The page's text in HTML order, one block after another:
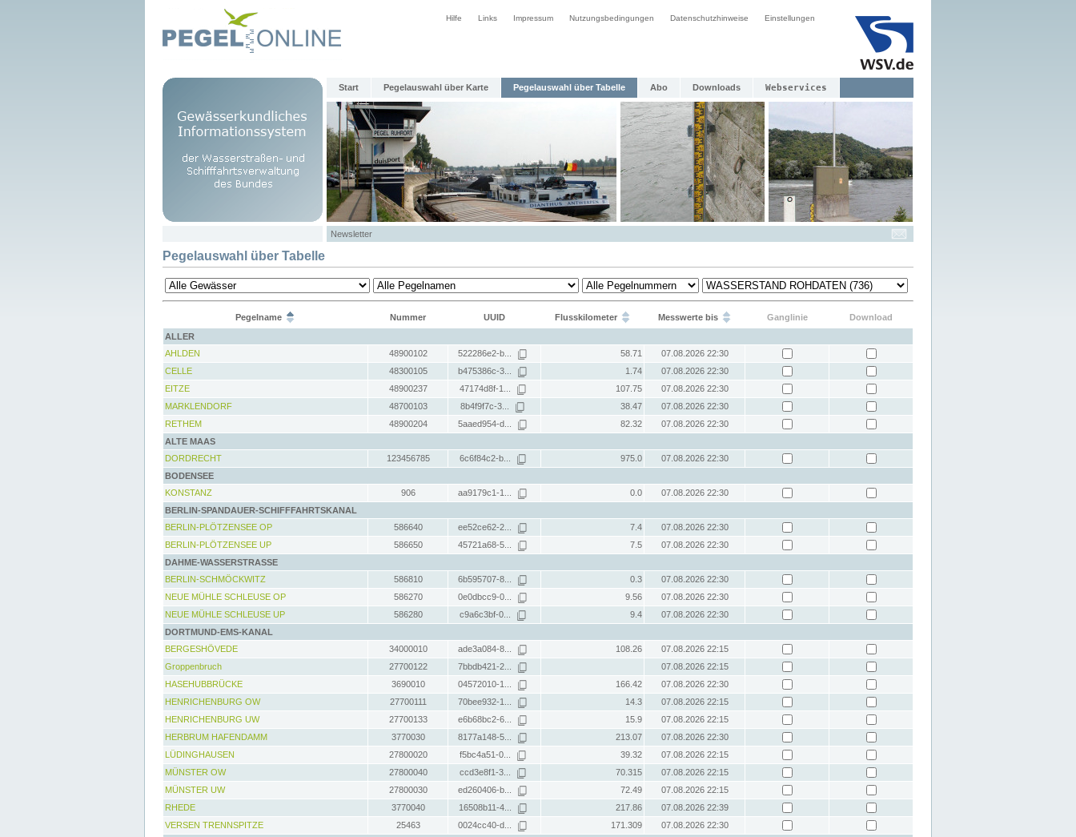
Hilfe Links Impressum Nutzungsbedingungen Datenschutzhinweise Einstellungen
Start Pegelauswahl über Karte Pegelauswahl über Tabelle Abo Downloads Webservices
Newsletter
Pegelauswahl über Tabelle
Pegelname Nummer UUID Flusskilometer Messwerte bis Ganglinie
Download
ALLER
AHLDEN
48900102 522286e2-b... 58.71
07.08.2026 22:30
CELLE
48300105 b475386c-3... 1.74
07.08.2026 22:30
EITZE
48900237 47174d8f-1... 107.75
07.08.2026 22:30
MARKLENDORF
48700103 8b4f9f7c-3... 38.47
07.08.2026 22:30
RETHEM
48900204 5aaed954-d... 82.32
07.08.2026 22:30
ALTE MAAS
DORDRECHT
123456785 6c6f84c2-b... 975.0
07.08.2026 22:30
BODENSEE
KONSTANZ
906 aa9179c1-1... 0.0
07.08.2026 22:30
BERLIN-SPANDAUER-SCHIFFFAHRTSKANAL
BERLIN-PLÖTZENSEE OP
586640 ee52ce62-2... 7.4
07.08.2026 22:30
BERLIN-PLÖTZENSEE UP
586650 45721a68-5... 7.5
07.08.2026 22:30
DAHME-WASSERSTRASSE
BERLIN-SCHMÖCKWITZ
586810 6b595707-8... 0.3
07.08.2026 22:30
NEUE MÜHLE SCHLEUSE OP
586270 0e0dbcc9-0... 9.56
07.08.2026 22:30
NEUE MÜHLE SCHLEUSE UP
586280 c9a6c3bf-0... 9.4
07.08.2026 22:30
DORTMUND-EMS-KANAL
BERGESHÖVEDE
34000010 ade3a084-8... 108.26
07.08.2026 22:15
Groppenbruch
27700122 7bbdb421-2...
07.08.2026 22:15
HASEHUBBRÜCKE
3690010 04572010-1... 166.42
07.08.2026 22:30
HENRICHENBURG OW
27700111 70bee932-1... 14.3
07.08.2026 22:15
HENRICHENBURG UW
27700133 e6b68bc2-6... 15.9
07.08.2026 22:15
HERBRUM HAFENDAMM
3770030 8177a148-5... 213.07
07.08.2026 22:30
LÜDINGHAUSEN
27800020 f5bc4a51-0... 39.32
07.08.2026 22:15
MÜNSTER OW
27800040 ccd3e8f1-3... 70.315
07.08.2026 22:15
MÜNSTER UW
27800030 ed260406-b... 72.49
07.08.2026 22:15
RHEDE
3770040 16508b11-4... 217.86
07.08.2026 22:39
VERSEN TRENNSPITZE
25463 0024cc40-d... 171.309
07.08.2026 22:30